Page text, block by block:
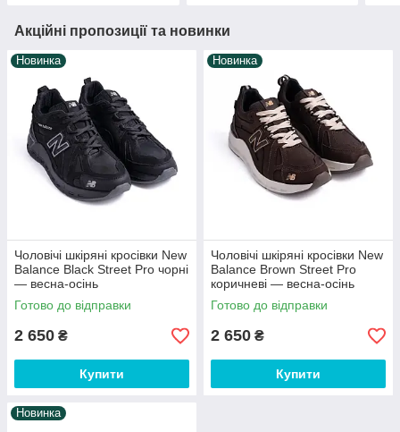
Акційні пропозиції та новинки
Новинка
Чоловічі шкіряні кросівки New
Balance Black Street Pro чорні
— весна-осінь
Готово до відправки
2 650 ₴
Купити
Новинка
Чоловічі шкіряні кросівки New
Balance Brown Street Pro
коричневі — весна-осінь
Готово до відправки
2 650 ₴
Купити
Новинка